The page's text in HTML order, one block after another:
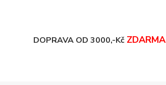
DOPRAVA OD 3000,-Kč ZDARMA